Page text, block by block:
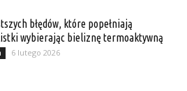
błędów, które popełniają
wybierając bieliznę termoaktywną
6 lutego 2026